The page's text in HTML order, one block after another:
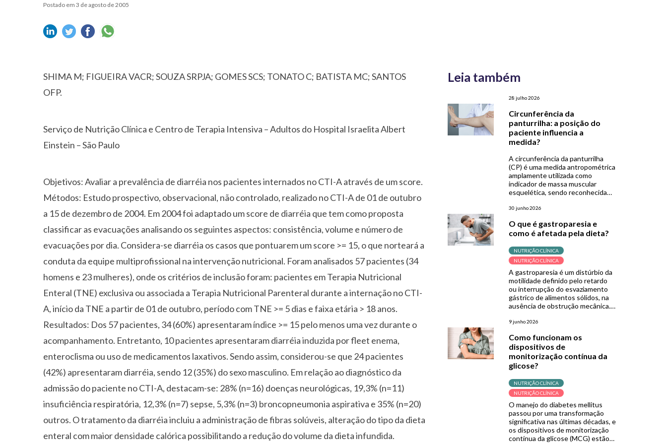
Postado em 3 de agosto de 2005
SHIMA M; FIGUEIRA VACR; SOUZA SRPJA; GOMES SCS; TONATO C; BATISTA MC; SANTOS
OFP.
Serviço de Nutrição Clínica e Centro de Terapia Intensiva – Adultos do Hospital Israelita Albert
Einstein – São Paulo
Objetivos: Avaliar a prevalência de diarréia nos pacientes internados no CTI-A através de um score.
Métodos: Estudo prospectivo, observacional, não controlado, realizado no CTI-A de 01 de outubro
a 15 de dezembro de 2004. Em 2004 foi adaptado um score de diarréia que tem como proposta
classificar as evacuações analisando os seguintes aspectos: consistência, volume e número de
evacuações por dia. Considera-se diarréia os casos que pontuarem um score >= 15, o que norteará a
conduta da equipe multiprofissional na intervenção nutricional. Foram analisados 57 pacientes (34
homens e 23 mulheres), onde os critérios de inclusão foram: pacientes em Terapia Nutricional
Enteral (TNE) exclusiva ou associada a Terapia Nutricional Parenteral durante a internação no CTI-
A, início da TNE a partir de 01 de outubro, período com TNE >= 5 dias e faixa etária > 18 anos.
Resultados: Dos 57 pacientes, 34 (60%) apresentaram índice >= 15 pelo menos uma vez durante o
acompanhamento. Entretanto, 10 pacientes apresentaram diarréia induzida por fleet enema,
enteroclisma ou uso de medicamentos laxativos. Sendo assim, considerou-se que 24 pacientes
(42%) apresentaram diarréia, sendo 12 (35%) do sexo masculino. Em relação ao diagnóstico da
admissão do paciente no CTI-A, destacam-se: 28% (n=16) doenças neurológicas, 19,3% (n=11)
insuficiência respiratória, 12,3% (n=7) sepse, 5,3% (n=3) broncopneumonia aspirativa e 35% (n=20)
outros. O tratamento da diarréia incluiu a administração de fibras solúveis, alteração do tipo da dieta
enteral com maior densidade calórica possibilitando a redução do volume da dieta infundida.
Leia também
28 julho 2026
Circunferência da
panturrilha: a posição do
paciente influencia a
medida?
A circunferência da panturrilha
(CP) é uma medida antropométrica
amplamente utilizada como
indicador de massa muscular
esquelética, sendo reconhecida
Organização Mundial da Saúde
na simplicidade, sendo uma
ferramenta de baixo custo, não
especialmente útil em contextos
de menor […]
30 junho 2026
O que é gastroparesia e
como é afetada pela dieta?
NUTRIÇÃO CLÍNICA
NUTRIÇÃO CLÍNICA
A gastroparesia é um distúrbio da
motilidade definido pelo retardo
ou interrupção do esvaziamento
gástrico de alimentos sólidos, na
ausência de obstrução mecânica.
alimentos, os músculos da parede
alimentos em pedaços menores e
os empurram para o intestino
delgado para continuar a
digestão. Porém, quando se […]
9 junho 2026
Como funcionam os
dispositivos de
monitorização contínua da
glicose?
NUTRIÇÃO CLÍNICA
NUTRIÇÃO CLÍNICA
O manejo do diabetes mellitus
passou por uma transformação
significativa nas últimas décadas, e
os dispositivos de monitorização
contínua da glicose (MCG) estão